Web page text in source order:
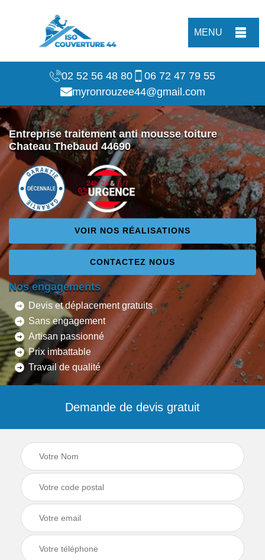
MENU
02 52 56 48 80
06 72 47 79 55
myronrouzee44@gmail.com
Entreprise traitement anti mousse toiture
Chateau Thebaud 44690
VOIR NOS RÉALISATIONS
CONTACTEZ NOUS
Nos engagements
Devis et déplacement gratuits
Sans engagement
Artisan passionné
Prix imbattable
Travail de qualité
Demande de devis gratuit